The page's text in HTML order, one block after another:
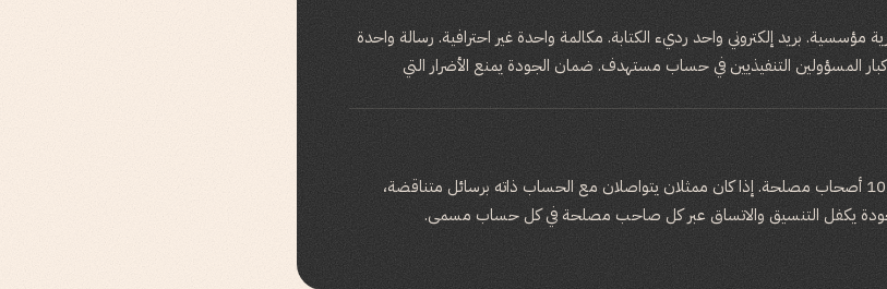
مؤسسية. بريد إلكتروني واحد رديء الكتابة. مكالمة واحدة غير احترافية. رسالة واحدة
المسؤولين التنفيذيين في حساب مستهدف. ضمان الجودة يمنع الأضرار التي
تشمل الصفقات المؤسسية من 6 إلى 10 أصحاب مصلحة. إذا كان ممثلان يتواصلان مع الحساب ذاته برسائل متناقضة،
يكفل التنسيق والاتساق عبر كل صاحب مصلحة في كل حساب مسمى.